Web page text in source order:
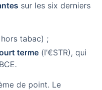
sur les six derniers
tabac) ;
terme (l’€STR), qui
de point. Le